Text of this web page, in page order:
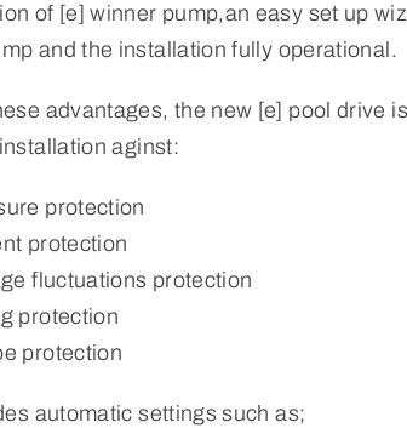
of [e] winner pump,an easy set up
and the installation fully operational.
advantages, the new [e] pool drive
aginst:
protection
protection
fluctuations protection
protection
protection
automatic settings such as;